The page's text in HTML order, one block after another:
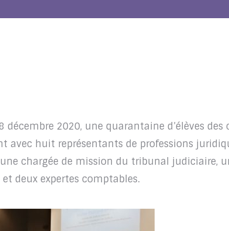
décembre 2020, une quarantaine d’élèves
avec huit représentants de professions
chargée de mission du tribunal judiciaire,
deux expertes comptables.